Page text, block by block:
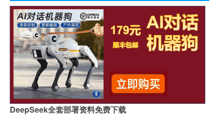
DeepSeek全套部署资料免费下载